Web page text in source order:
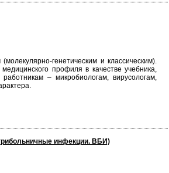
генетическим и классическим).
профиля в качестве учебника,
– микробиологам, вирусологам,
инфекции. ВБИ)